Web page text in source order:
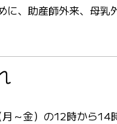
、助産師外来、母乳
～金）の12時から14